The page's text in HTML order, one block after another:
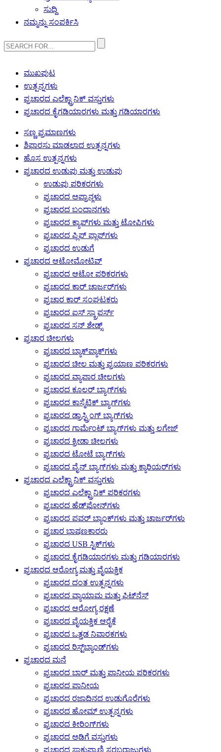
ಸುದ್ದಿ
ನಮ್ಮನ್ನು ಸಂಪರ್ಕಿಸಿ
ಮುಖಪುಟ
ಉತ್ಪನ್ನಗಳು
ಪ್ರಚಾರದ ಎಲೆಕ್ಟ್ರಾನಿಕ್ ವಸ್ತುಗಳು
ಪ್ರಚಾರದ ಕೈಗಡಿಯಾರಗಳು ಮತ್ತು ಗಡಿಯಾರಗಳು
ಸಣ್ಣ ಪ್ರಮಾಣಗಳು
ಶಿಫಾರಸು ಮಾಡಲಾದ ಉತ್ಪನ್ನಗಳು
ಹೊಸ ಉತ್ಪನ್ನಗಳು
ಪ್ರಚಾರದ ಉಡುಪು ಮತ್ತು ಉಡುಪು
ಉಡುಪು ಪರಿಕರಗಳು
ಪ್ರಚಾರದ ಅಪ್ರಾನ್ಗಳು
ಪ್ರಚಾರದ ಬಂದಾನಗಳು
ಪ್ರಚಾರದ ಕ್ಯಾಪ್‌ಗಳು ಮತ್ತು ಟೋಪಿಗಳು
ಪ್ರಚಾರದ ಫ್ಲಿಪ್ ಫ್ಲಾಪ್‌ಗಳು
ಪ್ರಚಾರದ ಉಡುಗೆ
ಪ್ರಚಾರದ ಆಟೋಮೋಟಿವ್
ಪ್ರಚಾರದ ಆಟೋ ಪರಿಕರಗಳು
ಪ್ರಚಾರದ ಕಾರ್ ಚಾರ್ಜರ್‌ಗಳು
ಪ್ರಚಾರ ಕಾರ್ ಸಂಘಟಕರು
ಪ್ರಚಾರದ ಐಸ್ ಸ್ಕ್ರಾಪರ್ಸ್
ಪ್ರಚಾರದ ಸನ್ ಶೇಡ್ಸ್
ಪ್ರಚಾರ ಚೀಲಗಳು
ಪ್ರಚಾರದ ಬ್ಯಾಕ್‌ಪ್ಯಾಕ್‌ಗಳು
ಪ್ರಚಾರದ ಚೀಲ ಮತ್ತು ಪ್ರಯಾಣ ಪರಿಕರಗಳು
ಪ್ರಚಾರದ ವ್ಯಾಪಾರ ಚೀಲಗಳು
ಪ್ರಚಾರದ ಕೂಲರ್ ಬ್ಯಾಗ್‌ಗಳು
ಪ್ರಚಾರದ ಕಾಸ್ಮೆಟಿಕ್ ಬ್ಯಾಗ್‌ಗಳು
ಪ್ರಚಾರದ ಡ್ರಾಸ್ಟ್ರಿಂಗ್ ಬ್ಯಾಗ್‌ಗಳು
ಪ್ರಚಾರದ ಗಾರ್ಮೆಂಟ್ ಬ್ಯಾಗ್‌ಗಳು ಮತ್ತು ಲಗೇಜ್
ಪ್ರಚಾರದ ಕ್ರೀಡಾ ಚೀಲಗಳು
ಪ್ರಚಾರದ ಟೋಟೆ ಬ್ಯಾಗ್‌ಗಳು
ಪ್ರಚಾರದ ವೈನ್ ಬ್ಯಾಗ್‌ಗಳು ಮತ್ತು ಕ್ಯಾರಿಯರ್‌ಗಳು
ಪ್ರಚಾರದ ಎಲೆಕ್ಟ್ರಾನಿಕ್ ವಸ್ತುಗಳು
ಪ್ರಚಾರದ ಎಲೆಕ್ಟ್ರಾನಿಕ್ ಪರಿಕರಗಳು
ಪ್ರಚಾರದ ಹೆಡ್‌ಫೋನ್‌ಗಳು
ಪ್ರಚಾರದ ಪವರ್ ಬ್ಯಾಂಕ್‌ಗಳು ಮತ್ತು ಚಾರ್ಜರ್‌ಗಳು
ಪ್ರಚಾರ ಭಾಷಣಕಾರರು
ಪ್ರಚಾರದ USB ಸ್ಟಿಕ್‌ಗಳು
ಪ್ರಚಾರದ ಕೈಗಡಿಯಾರಗಳು ಮತ್ತು ಗಡಿಯಾರಗಳು
ಪ್ರಚಾರದ ಆರೋಗ್ಯ ಮತ್ತು ವೈಯಕ್ತಿಕ
ಪ್ರಚಾರದ ದಂತ ಉತ್ಪನ್ನಗಳು
ಪ್ರಚಾರದ ವ್ಯಾಯಾಮ ಮತ್ತು ಫಿಟ್‌ನೆಸ್
ಪ್ರಚಾರದ ಆರೋಗ್ಯ ರಕ್ಷಣೆ
ಪ್ರಚಾರದ ವೈಯಕ್ತಿಕ ಆರೈಕೆ
ಪ್ರಚಾರದ ಒತ್ತಡ ನಿವಾರಕಗಳು
ಪ್ರಚಾರದ ರಿಸ್ಟ್‌ಬ್ಯಾಂಡ್‌ಗಳು
ಪ್ರಚಾರದ ಮನೆ
ಪ್ರಚಾರದ ಬಾರ್ ಮತ್ತು ಪಾನೀಯ ಪರಿಕರಗಳು
ಪ್ರಚಾರದ ಪಾನೀಯ
ಪ್ರಚಾರದ ರಜಾದಿನದ ಉಡುಗೊರೆಗಳು
ಪ್ರಚಾರದ ಹೋಮ್ ಉತ್ಪನ್ನಗಳು
ಪ್ರಚಾರದ ಕೀರಿಂಗ್‌ಗಳು
ಪ್ರಚಾರದ ಅಡಿಗೆ ವಸ್ತುಗಳು
ಪ್ರಚಾರದ ಸಾಕುಪ್ರಾಣಿ ಸರಬರಾಜುಗಳು